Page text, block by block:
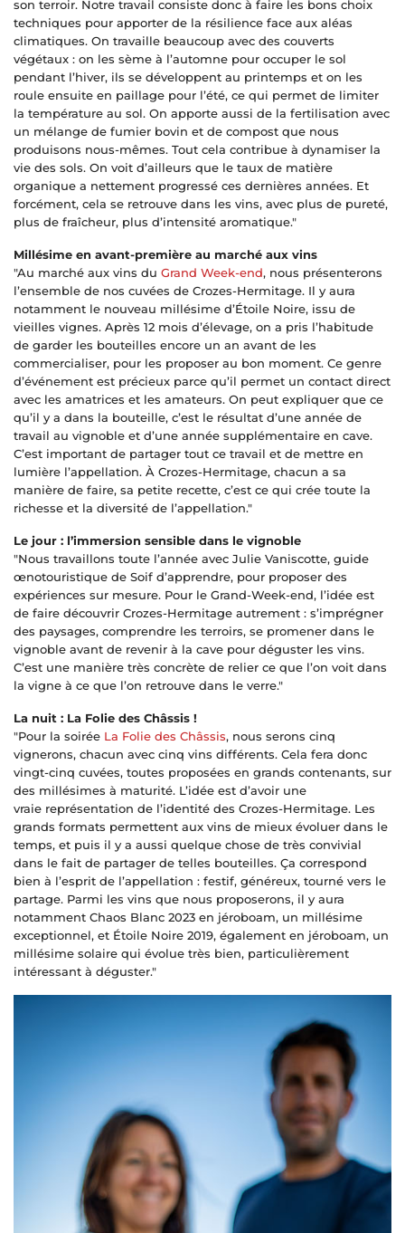
son terroir. Notre travail consiste donc à faire les bons choix
techniques pour apporter de la résilience face aux aléas
climatiques. On travaille beaucoup avec des couverts
végétaux : on les sème à l’automne pour occuper le sol
pendant l’hiver, ils se développent au printemps et on les
roule ensuite en paillage pour l’été, ce qui permet de limiter
la température au sol. On apporte aussi de la fertilisation avec
un mélange de fumier bovin et de compost que nous
produisons nous-mêmes. Tout cela contribue à dynamiser la
vie des sols. On voit d’ailleurs que le taux de matière
organique a nettement progressé ces dernières années. Et
forcément, cela se retrouve dans les vins, avec plus de pureté,
plus de fraîcheur, plus d’intensité aromatique."
Millésime en avant-première au marché aux vins
"Au marché aux vins du Grand Week-end, nous présenterons
l’ensemble de nos cuvées de Crozes-Hermitage. Il y aura
notamment le nouveau millésime d’Étoile Noire, issu de
vieilles vignes. Après 12 mois d’élevage, on a pris l’habitude
de garder les bouteilles encore un an avant de les
commercialiser, pour les proposer au bon moment. Ce genre
d’événement est précieux parce qu’il permet un contact direct
avec les amatrices et les amateurs. On peut expliquer que ce
qu’il y a dans la bouteille, c’est le résultat d’une année de
travail au vignoble et d’une année supplémentaire en cave.
C’est important de partager tout ce travail et de mettre en
lumière l’appellation. À Crozes-Hermitage, chacun a sa
manière de faire, sa petite recette, c’est ce qui crée toute la
richesse et la diversité de l’appellation."
Le jour : l’immersion sensible dans le vignoble
"Nous travaillons toute l’année avec Julie Vaniscotte, guide
œnotouristique de Soif d’apprendre, pour proposer des
expériences sur mesure. Pour le Grand-Week-end, l’idée est
de faire découvrir Crozes-Hermitage autrement : s’imprégner
des paysages, comprendre les terroirs, se promener dans le
vignoble avant de revenir à la cave pour déguster les vins.
C’est une manière très concrète de relier ce que l’on voit dans
la vigne à ce que l’on retrouve dans le verre."
La nuit : La Folie des Châssis !
"Pour la soirée La Folie des Châssis, nous serons cinq
vignerons, chacun avec cinq vins différents. Cela fera donc
vingt-cinq cuvées, toutes proposées en grands contenants, sur
des millésimes à maturité. L’idée est d’avoir une
vraie représentation de l’identité des Crozes-Hermitage. Les
grands formats permettent aux vins de mieux évoluer dans le
temps, et puis il y a aussi quelque chose de très convivial
dans le fait de partager de telles bouteilles. Ça correspond
bien à l’esprit de l’appellation : festif, généreux, tourné vers le
partage. Parmi les vins que nous proposerons, il y aura
notamment Chaos Blanc 2023 en jéroboam, un millésime
exceptionnel, et Étoile Noire 2019, également en jéroboam, un
millésime solaire qui évolue très bien, particulièrement
intéressant à déguster."